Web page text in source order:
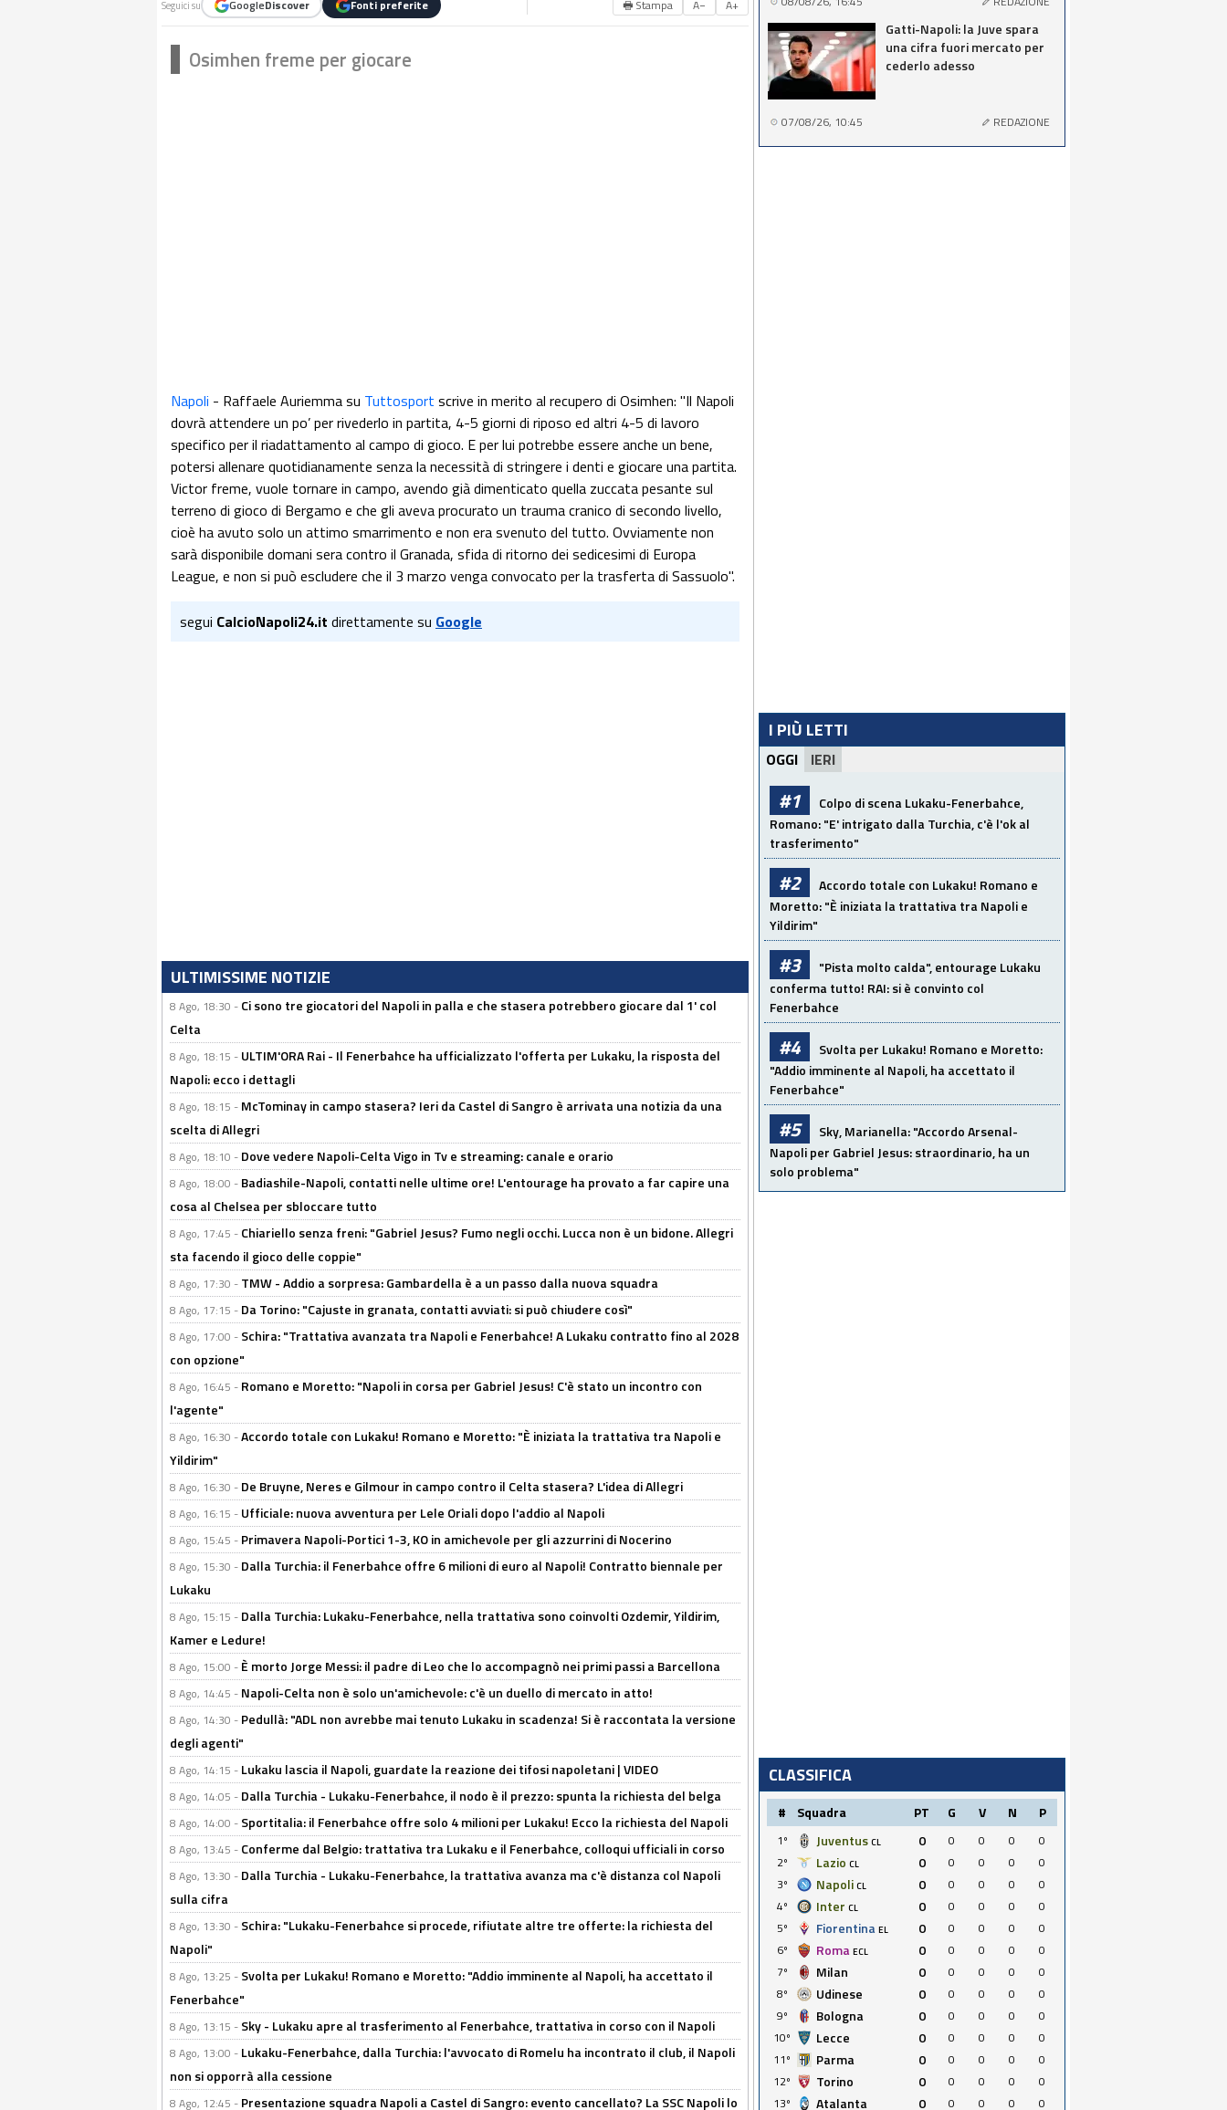
Seguici su GoogleDiscover Fonti preferite 🖶 Stampa A− A+
Osimhen freme per giocare
Napoli - Raffaele Auriemma su Tuttosport scrive in merito al recupero di Osimhen: "Il Napoli
dovrà attendere un po’ per rivederlo in partita, 4-5 giorni di riposo ed altri 4-5 di lavoro
specifico per il riadattamento al campo di gioco. E per lui potrebbe essere anche un bene,
potersi allenare quotidianamente senza la necessità di stringere i denti e giocare una partita.
Victor freme, vuole tornare in campo, avendo già dimenticato quella zuccata pesante sul
terreno di gioco di Bergamo e che gli aveva procurato un trauma cranico di secondo livello,
cioè ha avuto solo un attimo smarrimento e non era svenuto del tutto. Ovviamente non
sarà disponibile domani sera contro il Granada, sfida di ritorno dei sedicesimi di Europa
League, e non si può escludere che il 3 marzo venga convocato per la trasferta di Sassuolo".
segui CalcioNapoli24.it direttamente su Google
ULTIMISSIME NOTIZIE
8 Ago, 18:30 - Ci sono tre giocatori del Napoli in palla e che stasera potrebbero giocare dal 1' col
Celta
8 Ago, 18:15 - ULTIM'ORA Rai - Il Fenerbahce ha ufficializzato l'offerta per Lukaku, la risposta del
Napoli: ecco i dettagli
8 Ago, 18:15 - McTominay in campo stasera? Ieri da Castel di Sangro è arrivata una notizia da una
scelta di Allegri
8 Ago, 18:10 - Dove vedere Napoli-Celta Vigo in Tv e streaming: canale e orario
8 Ago, 18:00 - Badiashile-Napoli, contatti nelle ultime ore! L'entourage ha provato a far capire una
cosa al Chelsea per sbloccare tutto
8 Ago, 17:45 - Chiariello senza freni: "Gabriel Jesus? Fumo negli occhi. Lucca non è un bidone. Allegri
sta facendo il gioco delle coppie"
8 Ago, 17:30 - TMW - Addio a sorpresa: Gambardella è a un passo dalla nuova squadra
8 Ago, 17:15 - Da Torino: "Cajuste in granata, contatti avviati: si può chiudere così"
8 Ago, 17:00 - Schira: "Trattativa avanzata tra Napoli e Fenerbahce! A Lukaku contratto fino al 2028
con opzione"
8 Ago, 16:45 - Romano e Moretto: "Napoli in corsa per Gabriel Jesus! C'è stato un incontro con
l'agente"
8 Ago, 16:30 -Accordo totale con Lukaku! Romano e Moretto: "È iniziata la trattativa tra Napoli e
Yildirim"
8 Ago, 16:30 - De Bruyne, Neres e Gilmour in campo contro il Celta stasera? L'idea di Allegri
8 Ago, 16:15 - Ufficiale: nuova avventura per Lele Oriali dopo l'addio al Napoli
8 Ago, 15:45 - Primavera Napoli-Portici 1-3, KO in amichevole per gli azzurrini di Nocerino
8 Ago, 15:30 - Dalla Turchia: il Fenerbahce offre 6 milioni di euro al Napoli! Contratto biennale per
Lukaku
8 Ago, 15:15 - Dalla Turchia: Lukaku-Fenerbahce, nella trattativa sono coinvolti Ozdemir, Yildirim,
Kamer e Ledure!
8 Ago, 15:00 - È morto Jorge Messi: il padre di Leo che lo accompagnò nei primi passi a Barcellona
8 Ago, 14:45 - Napoli-Celta non è solo un'amichevole: c'è un duello di mercato in atto!
8 Ago, 14:30 - Pedullà: "ADL non avrebbe mai tenuto Lukaku in scadenza! Si è raccontata la versione
degli agenti"
8 Ago, 14:15 - Lukaku lascia il Napoli, guardate la reazione dei tifosi napoletani | VIDEO
8 Ago, 14:05 - Dalla Turchia - Lukaku-Fenerbahce, il nodo è il prezzo: spunta la richiesta del belga
8 Ago, 14:00 - Sportitalia: il Fenerbahce offre solo 4 milioni per Lukaku! Ecco la richiesta del Napoli
8 Ago, 13:45 - Conferme dal Belgio: trattativa tra Lukaku e il Fenerbahce, colloqui ufficiali in corso
8 Ago, 13:30 - Dalla Turchia - Lukaku-Fenerbahce, la trattativa avanza ma c'è distanza col Napoli
sulla cifra
8 Ago, 13:30 - Schira: "Lukaku-Fenerbahce si procede, rifiutate altre tre offerte: la richiesta del
Napoli"
8 Ago, 13:25 - Svolta per Lukaku! Romano e Moretto: "Addio imminente al Napoli, ha accettato il
Fenerbahce"
8 Ago, 13:15 - Sky - Lukaku apre al trasferimento al Fenerbahce, trattativa in corso con il Napoli
8 Ago, 13:00 - Lukaku-Fenerbahce, dalla Turchia: l'avvocato di Romelu ha incontrato il club, il Napoli
non si opporrà alla cessione
8 Ago, 12:45 - Presentazione squadra Napoli a Castel di Sangro: evento cancellato? La SSC Napoli lo
Gatti-Napoli: la Juve spara
una cifra fuori mercato per
cederlo adesso
07/08/26, 10:45 REDAZIONE
I PIÙ LETTI
OGGI IERI
#1
Colpo di scena Lukaku-Fenerbahce,
Romano: "E' intrigato dalla Turchia, c'è l'ok al
trasferimento"
#2
Accordo totale con Lukaku! Romano e
Moretto: "È iniziata la trattativa tra Napoli e
Yildirim"
#3
"Pista molto calda", entourage Lukaku
conferma tutto! RAI: si è convinto col
Fenerbahce
#4
Svolta per Lukaku! Romano e Moretto:
"Addio imminente al Napoli, ha accettato il
Fenerbahce"
#5
Sky, Marianella: "Accordo Arsenal-
Napoli per Gabriel Jesus: straordinario, ha un
solo problema"
CLASSIFICA
# Squadra PT G V N P
1º Juventus CL 0 0 0 0
0
2º
Lazio CL 0 0 0 0
0
3º
Napoli CL 0 0 0 0
0
4º
Inter CL 0 0 0 0
0
5º
Fiorentina EL 0 0 0 0
0
6º
Roma ECL 0 0 0 0
0
7º
Milan 0 0 0 0
0
8º
Udinese 0 0 0 0
0
9º
Bologna 0 0 0 0
0
10º
Lecce 0 0 0 0
0
11º
Parma 0 0 0 0
0
12º
Torino 0 0 0 0
0
13º
Atalanta 0 0 0 0 0